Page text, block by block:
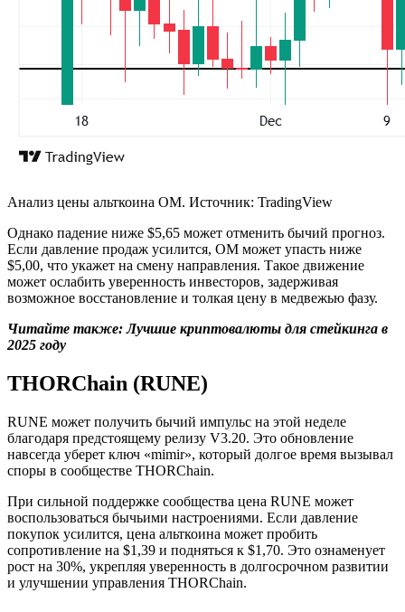
Анализ цены альткоина OM. Источник: TradingView
Однако падение ниже $5,65 может отменить бычий прогноз.
Если давление продаж усилится, OM может упасть ниже
$5,00, что укажет на смену направления. Такое движение
может ослабить уверенность инвесторов, задерживая
возможное восстановление и толкая цену в медвежью фазу.
Читайте также: Лучшие криптовалюты для стейкинга в
2025 году
THORChain (RUNE)
RUNE может получить бычий импульс на этой неделе
благодаря предстоящему релизу V3.20. Это обновление
навсегда уберет ключ «mimir», который долгое время вызывал
споры в сообществе THORChain.
При сильной поддержке сообщества цена RUNE может
воспользоваться бычьими настроениями. Если давление
покупок усилится, цена альткоина может пробить
сопротивление на $1,39 и подняться к $1,70. Это ознаменует
рост на 30%, укрепляя уверенность в долгосрочном развитии
и улучшении управления THORChain.